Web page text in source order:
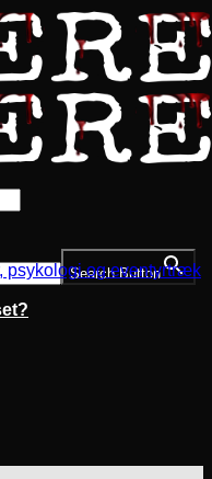
Search Button
psykologi og eventyrtræk